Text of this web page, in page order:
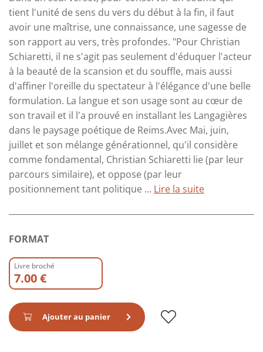
tient l'unité de sens du vers du début à la fin, il faut
avoir une maîtrise, une connaissance, une sagesse de
son rapport au vers, très profondes. "Pour Christian
Schiaretti, il ne s'agit pas seulement d'éduquer l'acteur
à la beauté de la scansion et du souffle, mais aussi
d'affiner l'oreille du spectateur à l'élégance d'une belle
formulation. La langue et son usage sont au cœur de
son travail et il l'a prouvé en installant les Langagières
dans le paysage poétique de Reims.Avec Mai, juin,
juillet et son mélange générationnel, qu'il considère
comme fondamental, Christian Schiaretti lie (par leur
parcours similaire), et oppose (par leur
positionnement tant politique ... Lire la suite
FORMAT
Livre broché
7.00 €
Ajouter au panier